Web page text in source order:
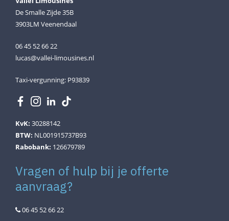
De Smalle Zijde 35B
3903LM Veenendaal
06 45 52 66 22
lucas@vallei-limousines.nl
Taxi-vergunning: P93839
KvK: 30288142
BTW: NL001915737B93
Rabobank: 126679789
Vragen of hulp bij je offerte
aanvraag?
06 45 52 66 22